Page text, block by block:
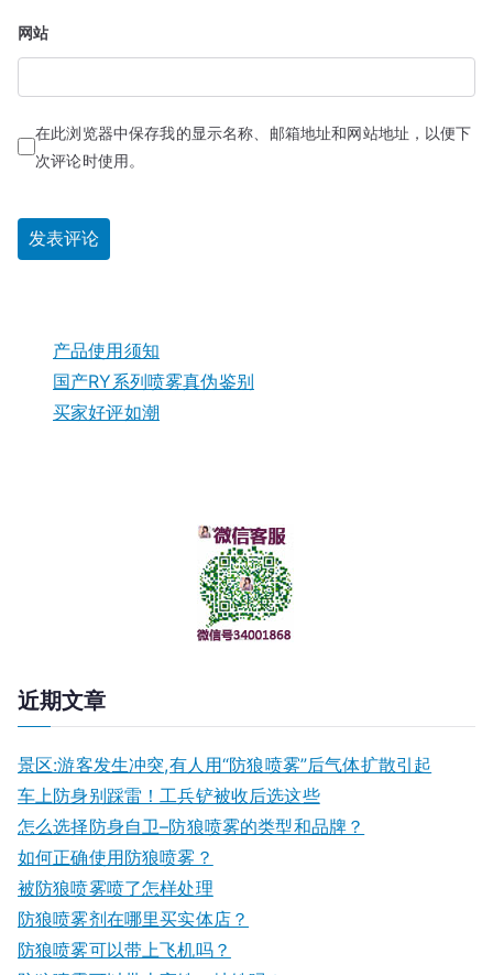
网站
在此浏览器中保存我的显示名称、邮箱地址和网站地址，以便下
次评论时使用。
产品使用须知
国产RY系列喷雾真伪鉴别
买家好评如潮
近期文章
景区:游客发生冲突,有人用“防狼喷雾”后气体扩散引起
车上防身别踩雷！工兵铲被收后选这些
怎么选择防身自卫–防狼喷雾的类型和品牌？
如何正确使用防狼喷雾？
被防狼喷雾喷了怎样处理
防狼喷雾剂在哪里买实体店？
防狼喷雾可以带上飞机吗？